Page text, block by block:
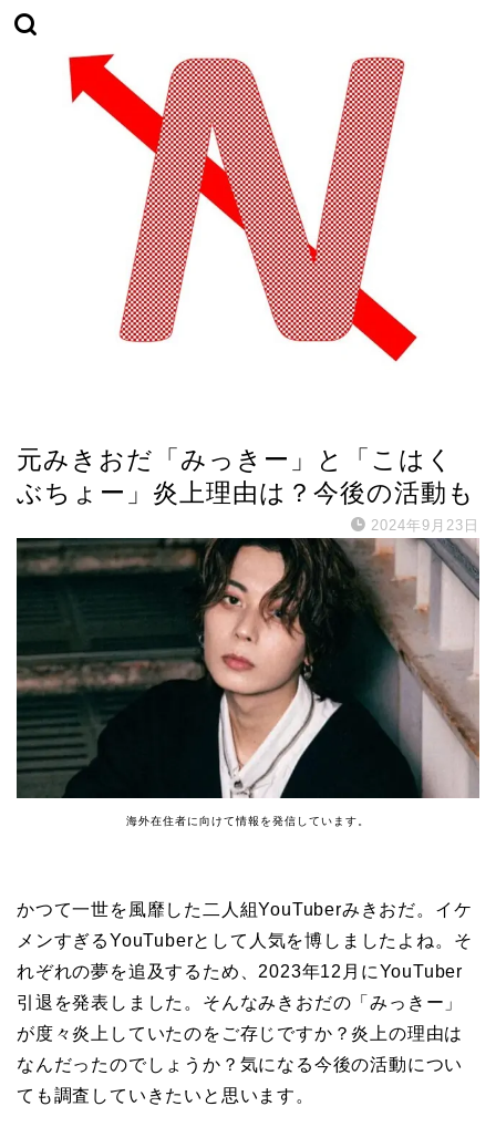
元みきおだ「みっきー」と「こはく
ぶちょー」炎上理由は？今後の活動も
2024年9月23日
海外在住者に向けて情報を発信しています。
かつて一世を風靡した二人組YouTuberみきおだ。イケ
メンすぎるYouTuberとして人気を博しましたよね。そ
れぞれの夢を追及するため、2023年12月にYouTuber
引退を発表しました。そんなみきおだの「みっきー」
が度々炎上していたのをご存じですか？炎上の理由は
なんだったのでしょうか？気になる今後の活動につい
ても調査していきたいと思います。